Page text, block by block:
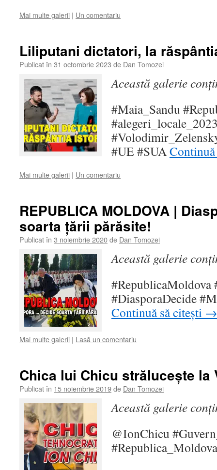
Mai multe galerii | Un comentariu
Liliputani dictatori, la
Publicat în 31 octombrie 2023 de Dan Tomozei
Această galerie
#Maia_Sandu
#UE #SUA
Mai multe galerii | Un comentariu
REPUBLICA MOLDOVA |
soarta țării părăsite!
Publicat în 3 noiembrie 2020de Dan Tomozei
Această galerie
#RepublicaMoldova
#DiasporaDecide
Continuă să citești →
Mai multe galerii | Lasă un comentariu
Chica lui Chicu strălucește la
Publicat în 15 noiembrie 2019de Dan Tomozei
Această galerie
@IonChicu